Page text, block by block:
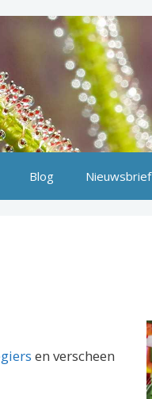
Blog Nieuwsbrief
en verscheen